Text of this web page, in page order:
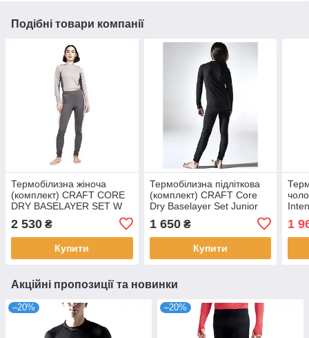
Подібні товари компанії
Термобілизна жіноча
(комплект) CRAFT CORE
DRY BASELAYER SET W
2 530 ₴
Купити
Термобілизна підліткова
(комплект) CRAFT Core
Dry Baselayer Set Junior
1 650₴
Купити
1
Акційні пропозиції та новинки
–20% –20%